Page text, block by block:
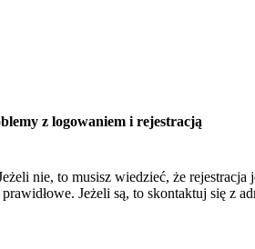
z logowaniem i rejestracją
nie, to musisz wiedzieć, że
Jeżeli są, to skontaktuj się z